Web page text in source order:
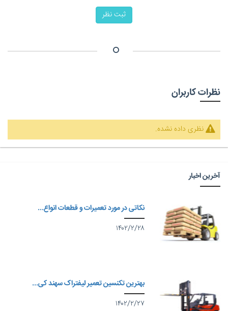
ثبت نظر
نظرات کاربران
نظری داده نشده.
آخرین اخبار
نکاتی در مورد تعمیرات و قطعات انواع...
۱۴۰۲/۲/۲۸
بهترین تکنسین تعمیر لیفتراک سهند کی...
۱۴۰۲/۲/۲۷